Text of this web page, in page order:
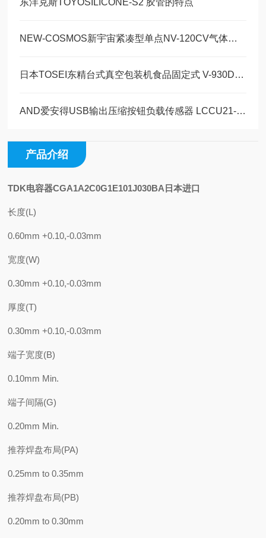
东洋克斯TOYOSILICONE-S2 胶管的特点
NEW-COSMOS新宇宙紧凑型单点NV-120CV气体检测报警器的特点
日本TOSEI东精台式真空包装机食品固定式 V-930DW是什么
AND爱安得USB输出压缩按钮负载传感器 LCCU21-N100的操作使用
产品介绍
TDK电容器CGA1A2C0G1E101J030BA日本进口
长度(L)
0.60mm +0.10,-0.03mm
宽度(W)
0.30mm +0.10,-0.03mm
厚度(T)
0.30mm +0.10,-0.03mm
端子宽度(B)
0.10mm Min.
端子间隔(G)
0.20mm Min.
推荐焊盘布局(PA)
0.25mm to 0.35mm
推荐焊盘布局(PB)
0.20mm to 0.30mm